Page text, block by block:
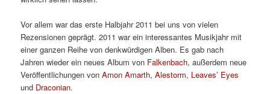
Vor allem war das erste Halbjahr 2011 bei uns von vielen
Rezensionen geprägt. 2011 war ein interessantes Musikjahr mit
einer ganzen Reihe von denkwürdigen Alben. Es gab nach
Jahren wieder ein neues Album von Falkenbach, außerdem neue
Veröffentlichungen vonAmon Amarth,Alestorm, Leaves’ Eyes
und Draconian.